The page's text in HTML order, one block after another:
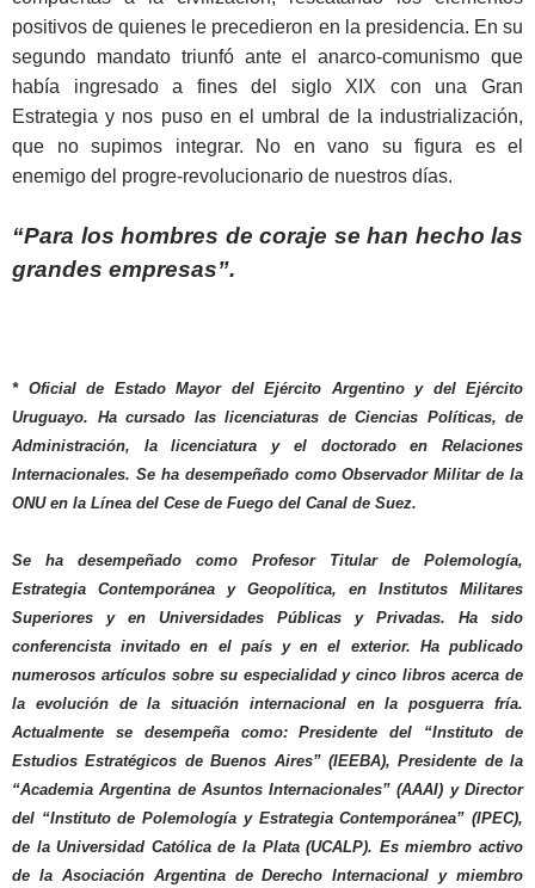
positivos de quienes le precedieron en la presidencia. En su
segundo mandato triunfó ante el anarco-comunismo que
había ingresado a fines del siglo XIX con una Gran
Estrategia y nos puso en el umbral de la industrialización,
que no supimos integrar. No en vano su figura es el
enemigo del progre-revolucionario de nuestros días.
“Para los hombres de coraje se han hecho las
grandes empresas”.
* Oficial de Estado Mayor del Ejército Argentino y del Ejército
Uruguayo. Ha cursado las licenciaturas de Ciencias Políticas, de
Administración, la licenciatura y el doctorado en Relaciones
Internacionales. Se ha desempeñado como Observador Militar de la
ONU en la Línea del Cese de Fuego del Canal de Suez.
Se ha desempeñado como Profesor Titular de Polemología,
Estrategia Contemporánea y Geopolítica, en Institutos Militares
Superiores y en Universidades Públicas y Privadas. Ha sido
conferencista invitado en el país y en el exterior. Ha publicado
numerosos artículos sobre su especialidad y cinco libros acerca de
la evolución de la situación internacional en la posguerra fría.
Actualmente se desempeña como: Presidente del “Instituto de
Estudios Estratégicos de Buenos Aires” (IEEBA), Presidente de la
“Academia Argentina de Asuntos Internacionales” (AAAI) y Director
del “Instituto de Polemología y Estrategia Contemporánea” (IPEC),
de la Universidad Católica de la Plata (UCALP). Es miembro activo
de la Asociación Argentina de Derecho Internacional y miembro